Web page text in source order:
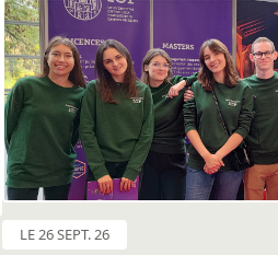
LE 26 SEPT. 26